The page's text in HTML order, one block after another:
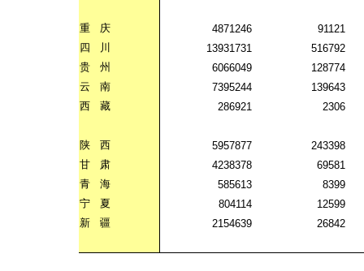
重 庆 4871246
91121
四
川 13931731
516792
贵
州 6066049
128774
云
南 7395244
139643
西
藏 286921 2306
陕 西 5957877
243398
甘
肃 4238378
69581
青
海 585613
8399
宁
夏 804114
12599
新
疆 2154639 26842